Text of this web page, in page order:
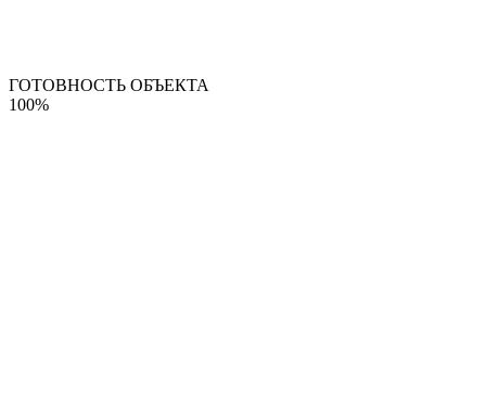
ГОТОВНОСТЬ ОБЪЕКТА
100%